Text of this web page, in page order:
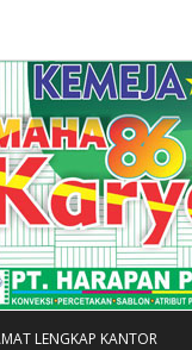
LENGKAP KANTOR